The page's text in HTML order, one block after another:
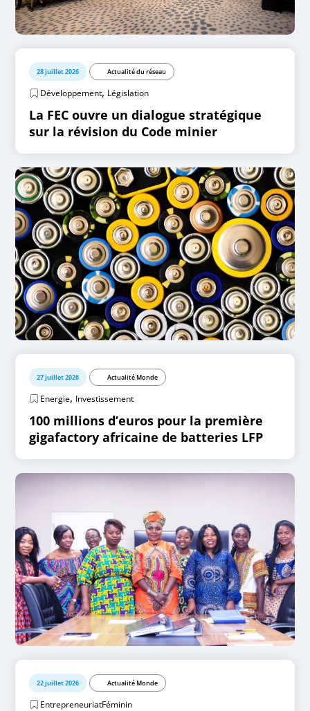
28 juillet 2026 Actualité du réseau
Développement, Législation
La FEC ouvre un dialogue stratégique
sur la révision du Code minier
27 juillet 2026 Actualité Monde
Energie, Investissement
100 millions d’euros pour la première
gigafactory africaine de batteries LFP
22 juillet 2026 Actualité Monde
EntrepreneuriatFéminin